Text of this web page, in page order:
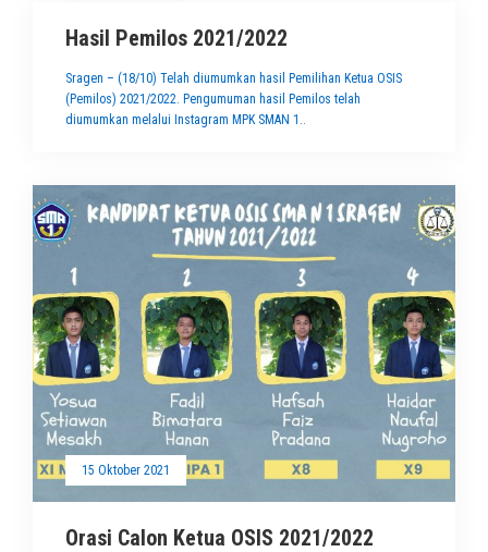
Hasil Pemilos 2021/2022
Sragen – (18/10) Telah diumumkan hasil Pemilihan Ketua OSIS
(Pemilos) 2021/2022. Pengumuman hasil Pemilos telah
diumumkan melalui Instagram MPK SMAN 1..
15 Oktober 2021
Orasi Calon Ketua OSIS 2021/2022